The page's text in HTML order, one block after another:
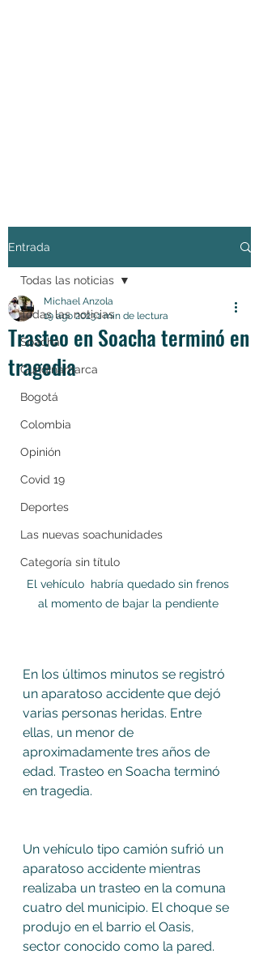
Entrada
Todas las noticias
Soacha
Cundinamarca
Bogotá
Colombia
Opinión
Covid 19
Deportes
Las nuevas soachunidades
Categoría sin título
Todas las noticias
Trasteo en Soacha terminó en
tragedia
Michael Anzola
19 ago 20231 min de lectura
El vehículo  habría quedado sin frenos
al momento de bajar la pendiente
En los últimos minutos se registró
un aparatoso accidente que dejó
varias personas heridas. Entre
ellas, un menor de
aproximadamente tres años de
edad. Trasteo en Soacha terminó
en tragedia.
Un vehículo tipo camión sufrió un
aparatoso accidente mientras
realizaba un trasteo en la comuna
cuatro del municipio. El choque se
produjo en el barrio el Oasis,
sector conocido como la pared.